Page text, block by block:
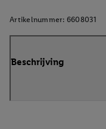
Artikelnummer: 6608031
Beschrijving